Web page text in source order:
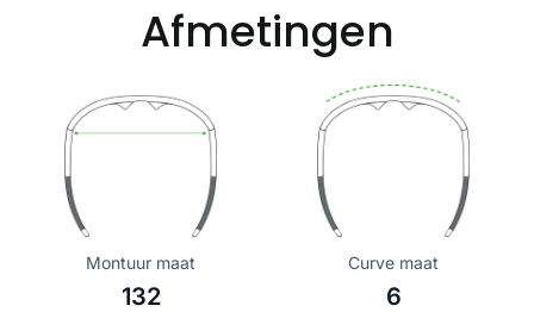
Afmetingen
Montuur maat
132
Curve maat
6